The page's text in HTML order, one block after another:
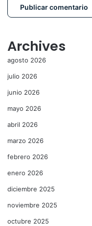
Archives
agosto 2026
julio 2026
junio 2026
mayo 2026
abril 2026
marzo 2026
febrero 2026
enero 2026
diciembre 2025
noviembre 2025
octubre 2025